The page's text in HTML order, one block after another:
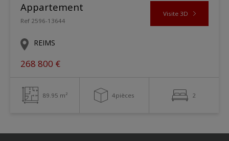
Appartement
Ref 2596-13644
Visite 3D
REIMS
268 800 €
89.95 m² 4pièces 2